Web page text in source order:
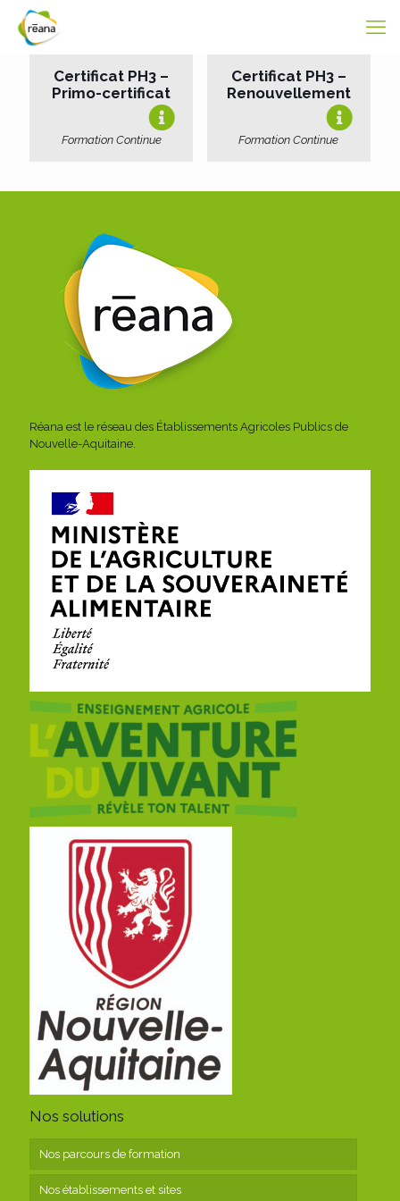
Certificat PH3 –
Primo-certificat
Formation Continue
Certificat PH3 –
Renouvellement
Formation Continue
Réana est le réseau des Établissements Agricoles Publics de
Nouvelle-Aquitaine.
Nos solutions
Nos parcours de formation
Nos établissements et sites